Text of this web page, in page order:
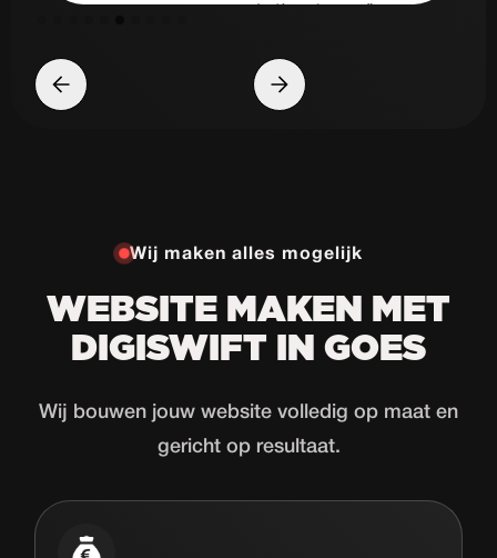
Wij maken alles mogelijk
WEBSITE MAKEN MET
DIGISWIFT IN GOES
Wij bouwen jouw website volledig op maat en
gericht op resultaat.